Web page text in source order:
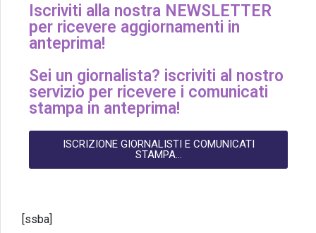
Iscriviti alla nostra NEWSLETTER
per ricevere aggiornamenti in
anteprima!
Sei un giornalista? iscriviti al nostro
servizio per ricevere i comunicati
stampa in anteprima!
ISCRIZIONE GIORNALISTI E COMUNICATI
STAMPA...
[ssba]